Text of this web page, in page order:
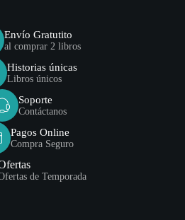
Envío Gratutito
al comprar 2 libros
Historias únicas
Libros únicos
Soporte
Contáctanos
Pagos Online
Compra Seguro
de Temporada